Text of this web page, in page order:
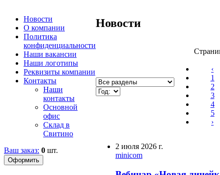
Новости
О компании
Политика
конфиденциальности
Наши вакансии
Наши логотипы
Реквизиты компании
Контакты
Наши
контакты
Основной
офис
Склад в
Свитино
Ваш заказ: 0 шт.
Новости
‹
1
2
3
4
5
›
2 июля 2026 г.
minicom